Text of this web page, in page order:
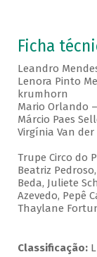
Ficha
Leandro
Lenora Pinto
krumhorn
Mario Orlando
Márcio Paes
Virgínia Van
Trupe Circo do
Beatriz
Beda, Juliete
Azevedo, Pepê
Thaylane
Classificação: